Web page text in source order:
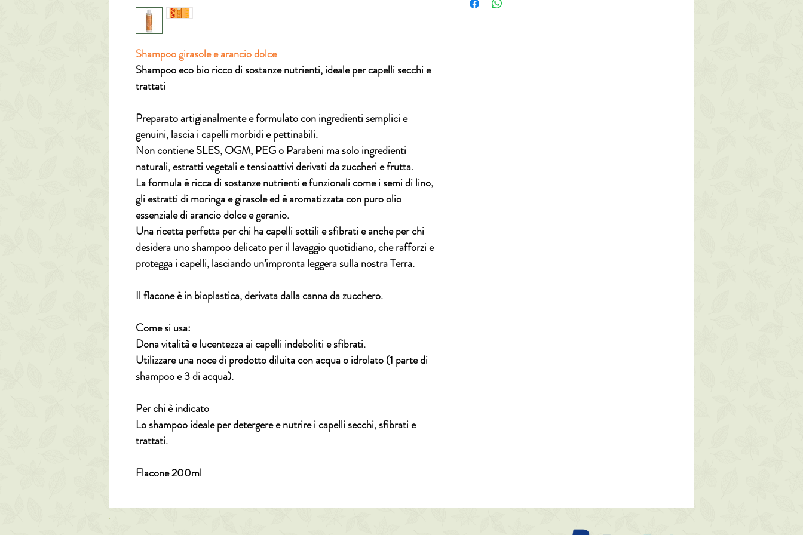
Shampoo girasole e arancio dolce
Shampoo eco bio ricco di sostanze nutrienti, ideale per capelli secchi e
trattati
Preparato artigianalmente e formulato con ingredienti semplici e
genuini, lascia i capelli morbidi e pettinabili.
Non contieneSLES, OGM, PEG o Parabeni ma solo ingredienti
naturali, estratti vegetali e tensioattivi derivati da zuccheri e frutta.
La formula è ricca di sostanze nutrientie funzionali come i semi di lino,
gliestratti di moringa e girasoleed è aromatizzata con puro olio
essenziale di arancio dolce e geranio.
Una ricetta perfetta per chi hacapelli sottili e sfibratie anche per chi
desidera unoshampoo delicatoper il lavaggio quotidiano, che rafforzi e
protegga i capelli, lasciando un’impronta leggera sulla nostra Terra.
Il flacone è in bioplastica, derivata dalla canna da zucchero.
Come si usa:
Dona vitalità e lucentezza ai capelli indeboliti e sfibrati.
Utilizzare una noce di prodotto diluita con acqua o idrolato (1 parte di
shampoo e 3 di acqua).
Per chi è indicato
Lo shampoo ideale per detergere e nutrire i capelli secchi, sfibrati e
trattati.
Flacone 200ml
Glutamate, Saccharide Isomerate, Citrus Aurantium
resi per alcuna ragione. Tutta l'oggettistica può invece